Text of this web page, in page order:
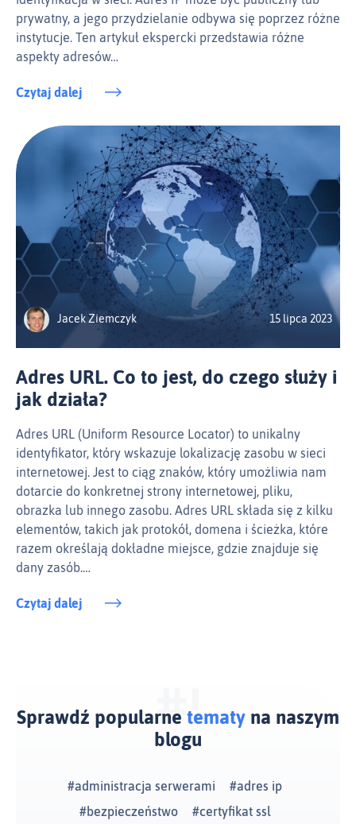
prywatny, a jego przydzielanie odbywa się poprzez różne
instytucje. Ten artykuł ekspercki przedstawia różne
aspekty adresów…
Czytaj dalej
Jacek Ziemczyk 15 lipca 2023
Adres URL. Co to jest, do czego służy i
jak działa?
Adres URL (Uniform Resource Locator) to unikalny
identyfikator, który wskazuje lokalizację zasobu w sieci
internetowej. Jest to ciąg znaków, który umożliwia nam
dotarcie do konkretnej strony internetowej, pliku,
obrazka lub innego zasobu. Adres URL składa się z kilku
elementów, takich jak protokół, domena i ścieżka, które
razem określają dokładne miejsce, gdzie znajduje się
dany zasób.…
Czytaj dalej
Sprawdź popularne tematy na naszym
blogu
administracja serwerami
adres ip
bezpieczeństwo
certyfikat ssl